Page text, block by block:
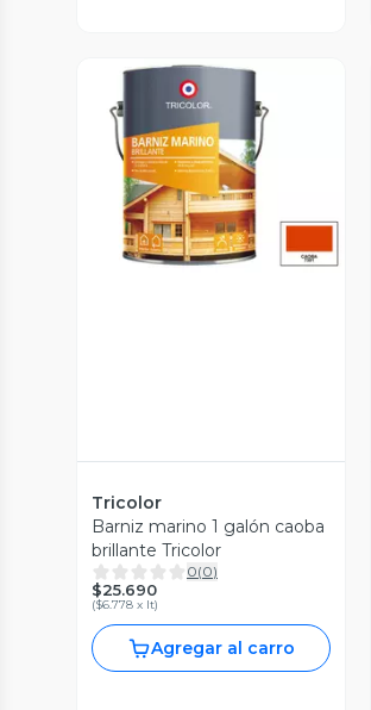
Vista Previa
Tricolor
Barniz marino 1 galón caoba
brillante Tricolor
0(0)
$25.690
($6.778 x lt)
Agregar al carro